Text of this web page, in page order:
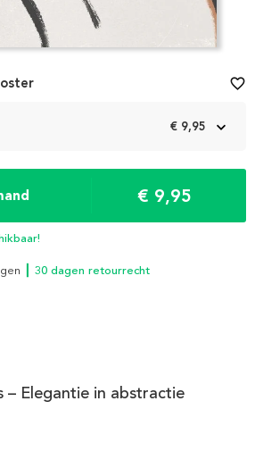
€ 9,95
€ 9,95
┃ 30 dagen retourrecht
favorite_border
– Elegantie in abstractie